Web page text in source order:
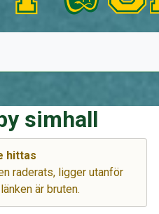
simhall
hittas
raderats, ligger utanför
är bruten.